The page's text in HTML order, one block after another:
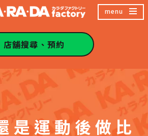
menu
店舖搜尋、預約
是運動後做比